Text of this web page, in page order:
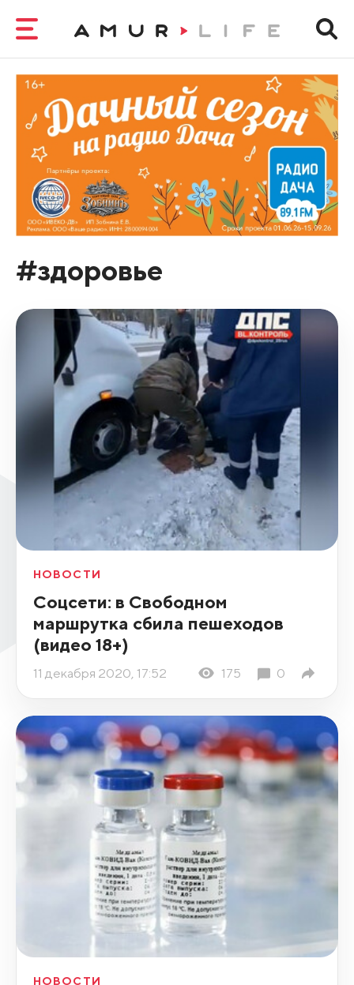
#здоровье
НОВОСТИ
Соцсети: в Свободном
маршрутка сбила пешеходов
(видео 18+)
11 декабря 2020, 17:52 175 0
НОВОСТИ